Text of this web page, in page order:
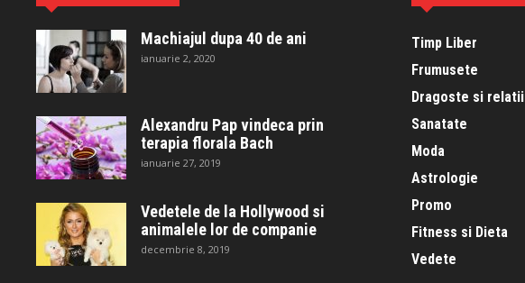
Machiajul dupa 40 de ani
ianuarie 2, 2020
Alexandru Pap vindeca prin
terapia florala Bach
ianuarie 27, 2019
Vedetele de la Hollywood si
animalele lor de companie
decembrie 8, 2019
Timp Liber
Frumusete
Dragoste si relatii
Sanatate
Moda
Astrologie
Promo
Fitness si Dieta
Vedete